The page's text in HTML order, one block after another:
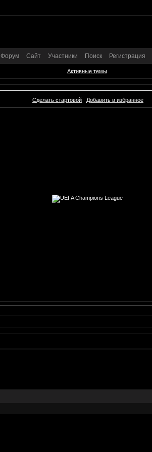
Форум Сайт Участники Поиск Регистрация
Активные темы
Сделать стартовой Добавить в избранное